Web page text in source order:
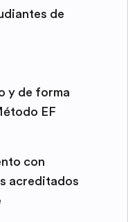
de
y de forma
EF
con
acreditados